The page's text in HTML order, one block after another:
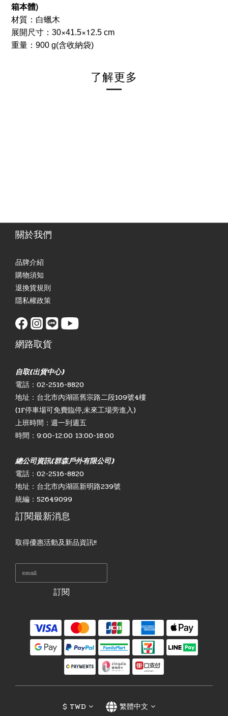
箱本體)
材質：白蠟木
展開尺寸：30×41.5×1 2.5 cm
重量：900 g(含收納袋)
了解更多
關於我們
品牌介紹
購物須知
退換貨規則
隱私權政策
網路取貨
自取(出貨中心)
電話：02-2516-8820
地址：台北市內湖區舊宗路二段109號4樓
(1F停車場可免費臨停,未來工場旁進入)
上班時間：週一到週五
時間：9:00-12:00 13:00-18:00
總公司資訊(群森戶外有限公司)
電話：02-2516-8820
地址：台北市內湖區新明路239號
統編：52649099
訂閱最新消息
取得優惠活動及新品資訊!!
訂閱
$ TWD 繁體中文